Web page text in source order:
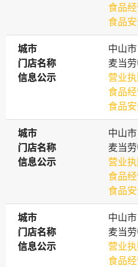
食品
食品
城市
城市
中山市
门店名称
门店名称
麦当
信息公示
信息公示
营业
食品
食品
城市
城市
中山市
门店名称
门店名称
麦当
信息公示
信息公示
营业
食品
食品
城市
城市
中山市
门店名称
门店名称
麦当
信息公示
信息公示
营业
食品